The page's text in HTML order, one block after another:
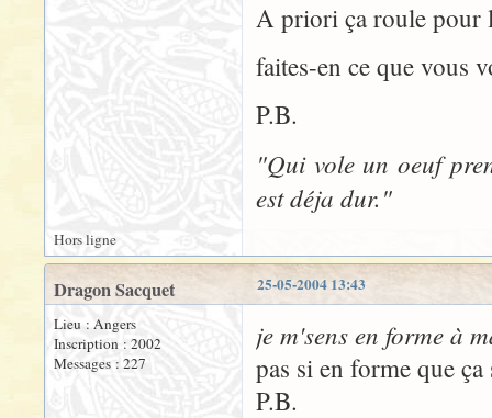
A priori ça roule pour
faites-en ce que vous
P.B.
"Qui vole un oeuf
est déja dur."
Hors ligne
25-05-2004 13:43
Dragon Sacquet
Lieu : Angers
Inscription : 2002
Messages : 227
je m'sens en forme à
pas si en forme que
P.B.